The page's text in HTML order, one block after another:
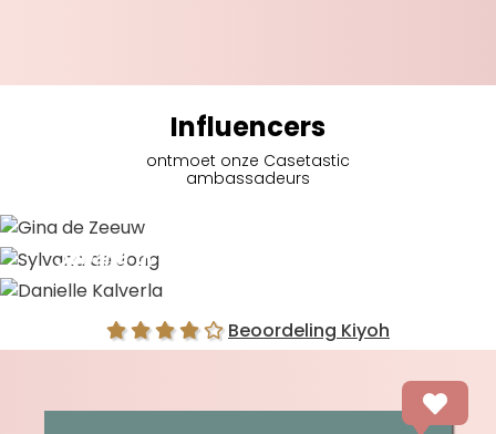
Influencers
ontmoet onze Casetastic
ambassadeurs
Sylvana de Jong
Beoordeling Kiyoh